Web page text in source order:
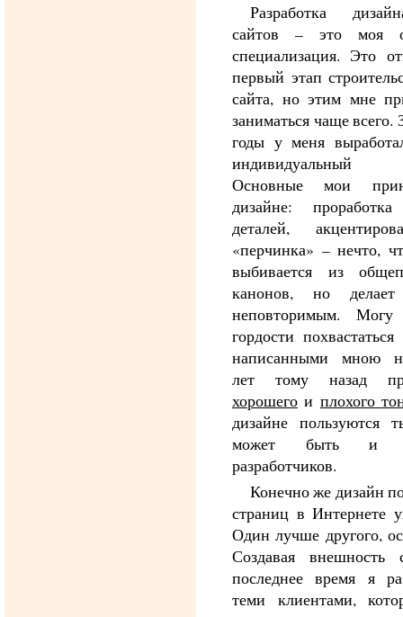
Разработка
сайтов – это моя
специализация. Это
первый этап
сайта, но этим мне
заниматься чаще всего.
годы у меня
индивидуальный
Основные мои
дизайне:
деталей,
«перчинка» – нечто,
выбивается из
канонов, но делает
неповторимым.
гордости
написанными мною
лет тому назад
хорошего и плохого
дизайне пользуются
может быть и
разработчиков.
Конечно же дизайн
страниц в Интернете
Один лучше другого,
Создавая внешность
последнее время я
теми клиентами,